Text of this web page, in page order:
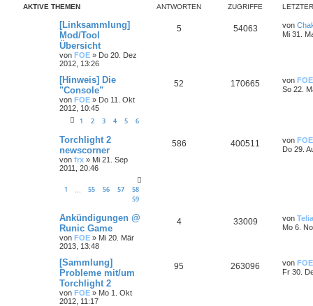
AKTIVE THEMEN ANTWORTEN ZUGRIFFE
[Linksammlung]
Mod/Tool
Übersicht
von FOE » Do 20. Dez
2012, 13:26
5 54063 von
Mi 31.
[Hinweis] Die
"Console"
von FOE » Do 11. Okt
2012, 10:45
1 2 3 4 5 6
52 170665 von FOE
So 22.
Torchlight 2
newscorner
von frx » Mi 21. Sep
2011, 20:46
1 55 56 57
58
59
586 400511 von FOE
Do 29.
Ankündigungen @
Runic Game
von FOE » Mi 20. Mär
2013, 13:48
4 33009 von
Mo 6.
[Sammlung]
Probleme mit/um
Torchlight 2
von FOE » Mo 1. Okt
2012, 11:17
95 263096 von FOE
Fr 30.